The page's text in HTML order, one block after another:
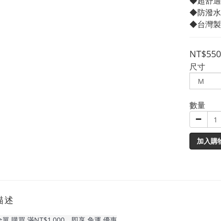
◆防潑
◆台灣
NT$550
尺寸
數量
加入購
述